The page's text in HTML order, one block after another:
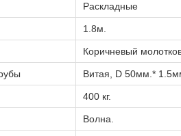
Раскладные
1.8м.
Коричневый
Витая, D 50мм.*
400 кг.
Волна.